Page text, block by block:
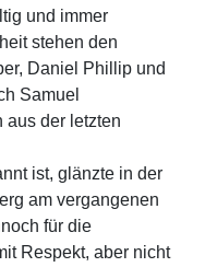
und immer
stehen den
Daniel Phillip und
Samuel
aus der letzten
ist, glänzte in der
am vergangenen
für die
Respekt, aber nicht